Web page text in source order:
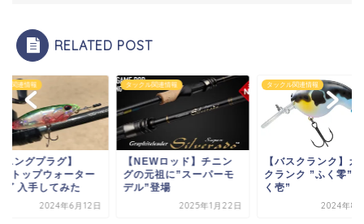
RELATED POST
ル関連情報
ニングプラグ】
トップウォーター
グ 入手してみた
2024年6月12日
タックル関連情報
【NEWロッド】チニン
グの元祖に”スーパーモ
デル”登場
2025年1月22日
タックル関連情報
【バスクランク】カ
クランク ”ふく零”
く壱”
2024年8